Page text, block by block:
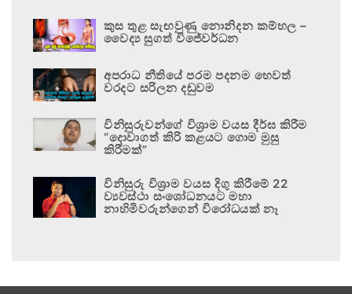
කුස තුළ සැඟවුණු නොනිදන කම්හල –
වෛද්‍ය සුගත් විජේවර්ධන
අපරාධ නීතියේ පරම පදනම හෙවත්
වරදට සරිලන දඬුවම
විනිසුරුවන්ගේ විශ්‍රාම වයස දීර්ඝ කිරීම
“දොවාගත් කිරි කළයට ගොම මුසු
කිරීමක්”
විනිසුරු විශ්‍රාම වයස දිගු කිරීමේ 22
ව්‍යවස්ථා සංශෝධනයට මහා
නාහිමිවරුන්ගෙන් විරෝධයක් නෑ